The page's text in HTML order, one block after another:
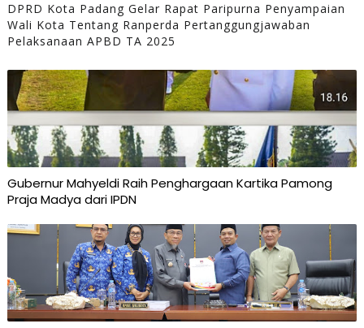
DPRD Kota Padang Gelar Rapat Paripurna Penyampaian
Wali Kota Tentang Ranperda Pertanggungjawaban
Pelaksanaan APBD TA 2025
Gubernur Mahyeldi Raih Penghargaan Kartika Pamong
Praja Madya dari IPDN